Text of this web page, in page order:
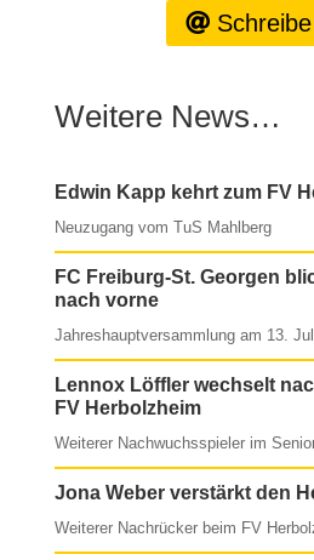
Weitere News…
Edwin Kapp kehrt zum FV
Neuzugang vom TuS Mahlberg
FC Freiburg-St. Georgen
nach vorne
Jahreshauptversammlung am 13.
Lennox Löffler wechselt
FV Herbolzheim
Weiterer Nachwuchsspieler im
Jona Weber verstärkt den
Weiterer Nachrücker beim FV